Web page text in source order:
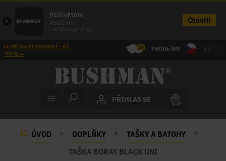
LETNÍ SLEVY VRCHOLÍ – AŽ
-70 %!☀️
30 PRODEJNY CS
PŘIHLAS SE
ÚVOD DOPLŇKY
TAŠKY A BATOHY
TAŠKA BORAY BLACK UNI
×
BUSHMAN
AppSisto
- In Google Play
Otevřít